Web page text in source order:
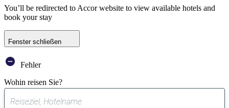
You’ll be redirected to Accor website to view available hotels and
book your stay
Fenster schließen
Fehler
Wohin reisen Sie?